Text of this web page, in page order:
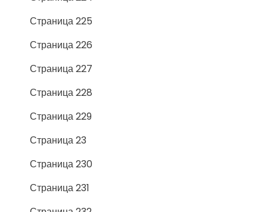
Страница 225
Страница 226
Страница 227
Страница 228
Страница 229
Страница 23
Страница 230
Страница 231